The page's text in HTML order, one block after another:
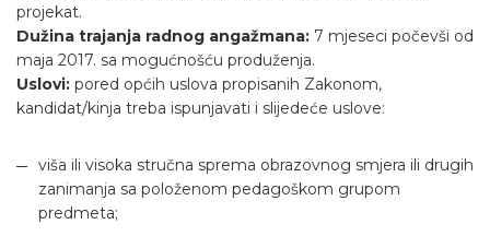
projekat.
Dužina trajanja radnog angažmana: 7 mjeseci počevši od
maja 2017. sa mogućnošću produženja.
Uslovi: pored općih uslova propisanih Zakonom,
kandidat/kinja treba ispunjavati i slijedeće uslove:
viša ili visoka stručna sprema obrazovnog smjera ili drugih
zanimanja sa položenom pedagoškom grupom
predmeta;